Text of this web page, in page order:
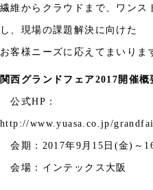
繊維からクラウドまで、ワンス
し、現場の課題解決に向けた
お客様ニーズに応えてまいりま
関西グランドフェア2017 開催概
公式HP ：
http://www.yuasa.co.jp/
会期： 2017年9 月 15 日 (金) ～
会場：インテックス大阪